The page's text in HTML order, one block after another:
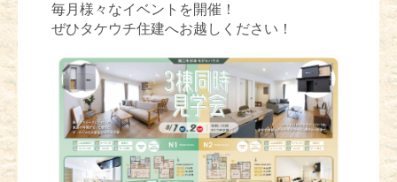
毎月様々なイベントを開催！
ぜひタケウチ住建へお越しください！